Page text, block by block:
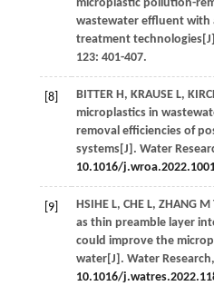
microplastic pollution-
wastewater effluent with
treatment
123: 401-407.
[8] BITTER H , KRAUSE L,
microplastics in
removal efficiencies of
systems[J]. Water
10.1016/
[9] HSIHE L, CHE L, ZHANG M
as thin preamble layer
could improve the
water[J]. Water Research,
10.1016/